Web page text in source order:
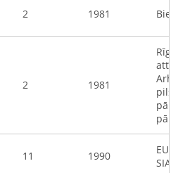
2 1981
2 1981
11 1990
SIA